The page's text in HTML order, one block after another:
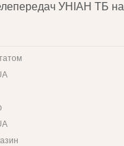
УНІАН ТБ на